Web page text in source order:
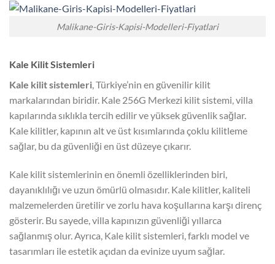
Malikane-Giris-Kapisi-Modelleri-Fiyatlari
Kale Kilit Sistemleri
Kale kilit sistemleri, Türkiye’nin en güvenilir kilit
markalarından biridir. Kale 256G Merkezi kilit sistemi, villa
kapılarında sıklıkla tercih edilir ve yüksek güvenlik sağlar.
Kale kilitler, kapının alt ve üst kısımlarında çoklu kilitleme
sağlar, bu da güvenliği en üst düzeye çıkarır.
Kale kilit sistemlerinin en önemli özelliklerinden biri,
dayanıklılığı ve uzun ömürlü olmasıdır. Kale kilitler, kaliteli
malzemelerden üretilir ve zorlu hava koşullarına karşı direnç
gösterir. Bu sayede, villa kapınızın güvenliği yıllarca
sağlanmış olur. Ayrıca, Kale kilit sistemleri, farklı model ve
tasarımları ile estetik açıdan da evinize uyum sağlar.